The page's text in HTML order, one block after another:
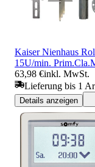
Kaiser Nienhaus
15U/min.
63,98 €inkl. MwSt.
Lieferung bis 1
Details anzeigen